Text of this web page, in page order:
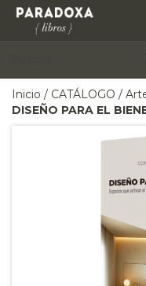
Inicio / CATÁLOGO /
DISEÑO PARA EL